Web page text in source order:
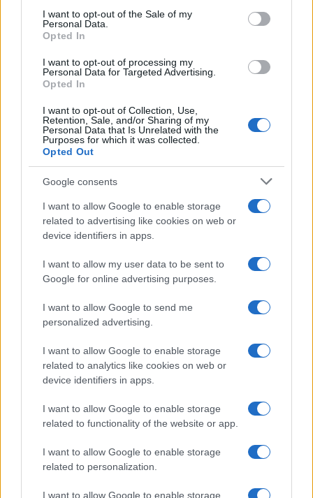
I want to opt-out of the Sale of my
Personal Data.
Opted In
I want to opt-out of processing my
Personal Data for Targeted Advertising.
Opted In
I want to opt-out of Collection, Use,
Retention, Sale, and/or Sharing of my
Personal Data that Is Unrelated with the
Purposes for which it was collected.
Opted Out
Google consents
I want to allow Google to enable storage
related to advertising like cookies on web or
device identifiers in apps.
I want to allow my user data to be sent to
Google for online advertising purposes.
I want to allow Google to send me
personalized advertising.
I want to allow Google to enable storage
related to analytics like cookies on web or
device identifiers in apps.
I want to allow Google to enable storage
related to functionality of the website or app.
I want to allow Google to enable storage
related to personalization.
I want to allow Google to enable storage
di generare libertà, così come di cancellarla. Ecco
perché è indispensabile
capire le parole, spesso
interamente distorte, anche e soprattutto quando
non ci piacciono.
Michele Silenzi, 18 maggio 2025
Nicolaporro.it è anche su Whatsapp. È sufficiente
cliccare quiper iscriversi al canale ed essere sempre
aggiornati (gratis).
Leggi i commenti
SEDUTE SATIRICHE
Vignetta del 07/08/2026
Vai all'archivio delle vignette